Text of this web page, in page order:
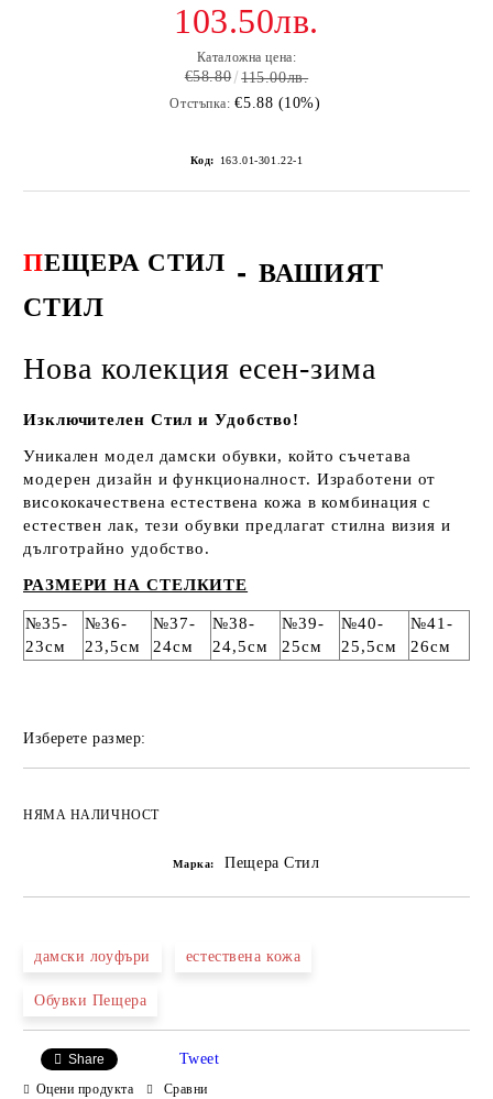
103.50лв.
Каталожна цена:
€58.80 115.00лв.
Отстъпка: €5.88 (10%)
Код: 163.01-301.22-1
ПЕЩЕРА СТИЛ - ВАШИЯТ
СТИЛ
Нова колекция есен-зима
Изключителен Стил и Удобство!
Уникален модел дамски обувки, който съчетава
модерен дизайн и функционалност. Изработени от
висококачествена естествена кожа в комбинация с
естествен лак, тези обувки предлагат стилна визия и
дълготрайно удобство.
РАЗМЕРИ НА СТЕЛКИТЕ
№35-
23см
№36-
23,5см
№37-
24см
№38-
24,5см
№39-
25см
№40-
25,5см
№41-
26см
Изберете размер:
НЯМА НАЛИЧНОСТ
Марка: Пещера Стил
дамски лоуфъри естествена кожа
Обувки Пещера
Share Tweet
Оцени продукта Сравни